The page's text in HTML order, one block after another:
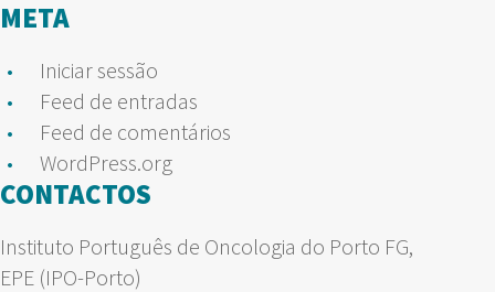
META
Iniciar sessão
Feed de entradas
Feed de comentários
WordPress.org
CONTACTOS
Instituto Português de Oncologia do Porto FG,
EPE (IPO-Porto)